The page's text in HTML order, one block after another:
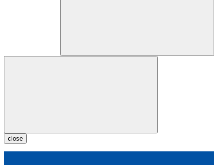
close